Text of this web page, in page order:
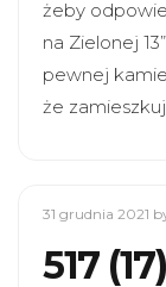
żeby
na Zielonej
pewnej
że
31 grudnia 2021
517